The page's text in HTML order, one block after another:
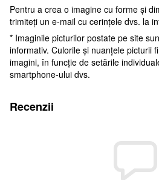
Pentru a crea o imagine cu forme și
trimiteți un e-mail cu cerințele dvs. la
* Imaginile picturilor postate pe site
informativ. Culorile și nuanțele picturii
imagini, în funcție de setările
smartphone-ului dvs.
Recenzii